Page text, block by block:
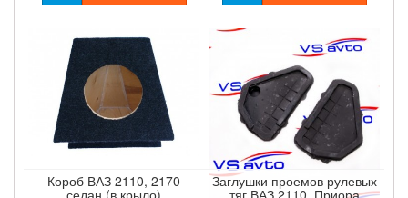
Короб ВАЗ 2110, 2170
седан (в крыло)
Заглушки проемов рулевых
тяг ВАЗ 2110, Приора